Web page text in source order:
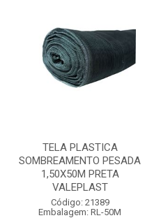
TELA PLASTICA
SOMBREAMENTO PESADA
1,50X50M PRETA
VALEPLAST
Código: 21389
Embalagem: RL-50M